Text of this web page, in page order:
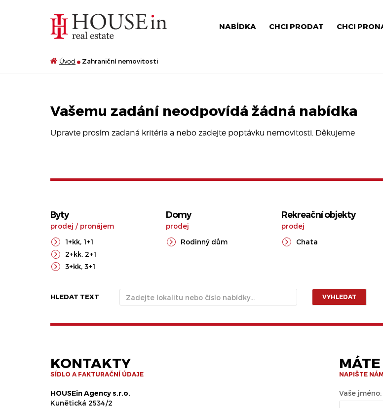
NABÍDKA CHCI PRODAT CHCI
Úvod Zahraniční nemovitosti
Vašemu zadání neodpovídá žádná nabídka
Upravte prosím zadaná kritéria a nebo zadejte poptávku nemovitosti. Děkujeme
Byty
prodej / pronájem
1+kk, 1+1
2+kk, 2+1
3+kk, 3+1
Domy
prodej
Rodinný dům
Rekreační objekty
prodej
Chata
HLEDAT TEXT VYHLEDAT
KONTAKTY
SÍDLO A FAKTURAČNÍ ÚDAJE
HOUSEin Agency s.r.o.
Kunětická 2534/2
NAPIŠTE
Vaše jméno: